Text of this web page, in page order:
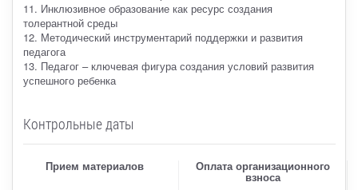
11. Инклюзивное образование как ресурс создания
толерантной среды
12. Методический инструментарий поддержки и развития
педагога
13. Педагог – ключевая фигура создания условий развития
успешного ребенка
Контрольные даты
Прием материалов Оплата организационного
взноса